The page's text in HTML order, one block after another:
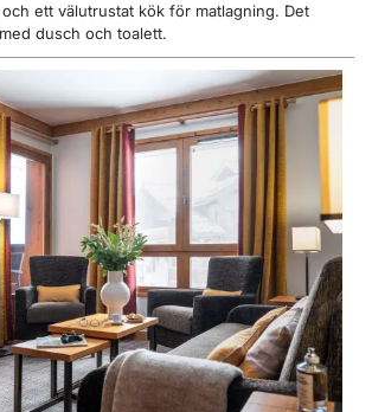
ett välutrustat kök för matlagning. Det
dusch och toalett.